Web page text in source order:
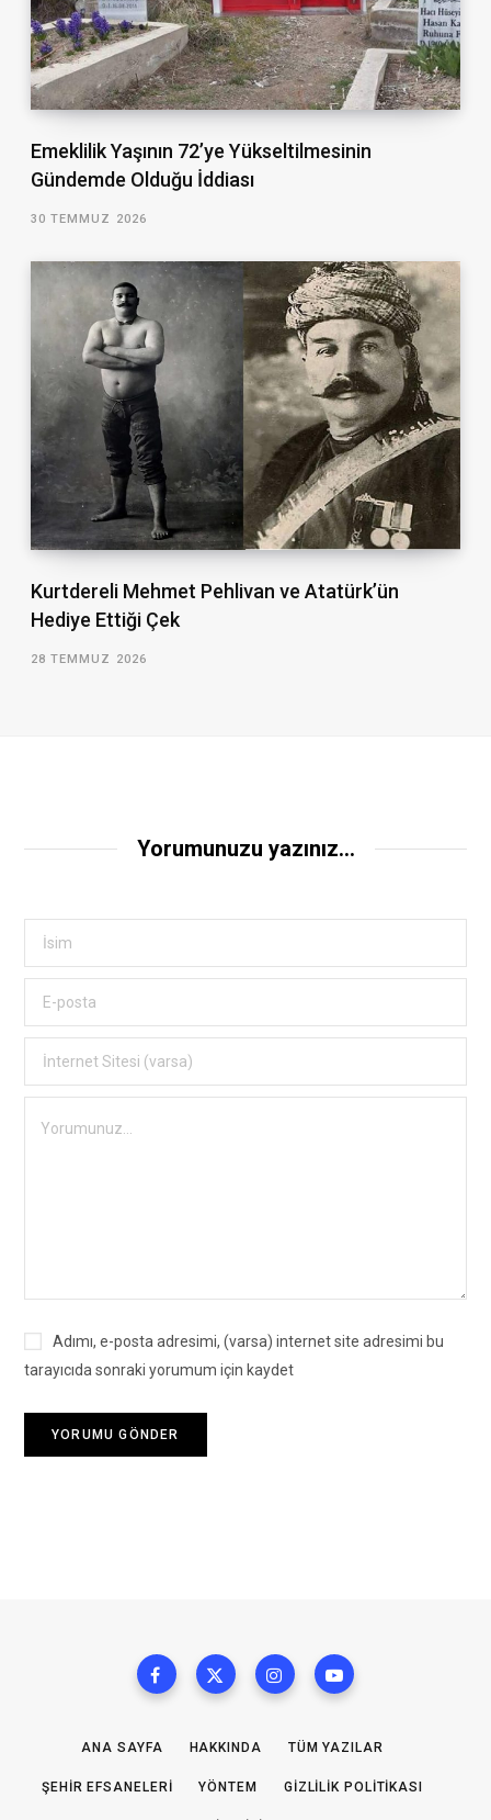
Emeklilik Yaşının 72’ye Yükseltilmesinin
Gündemde Olduğu İddiası
30 TEMMUZ 2026
Kurtdereli Mehmet Pehlivan ve Atatürk’ün
Hediye Ettiği Çek
28 TEMMUZ 2026
Yorumunuzu yazınız...
Adımı, e-posta adresimi, (varsa) internet site adresimi bu
tarayıcıda sonraki yorumum için kaydet
ANA SAYFA HAKKINDA TÜM YAZILAR
ŞEHIR EFSANELERI YÖNTEM GIZLILIK POLITIKASI